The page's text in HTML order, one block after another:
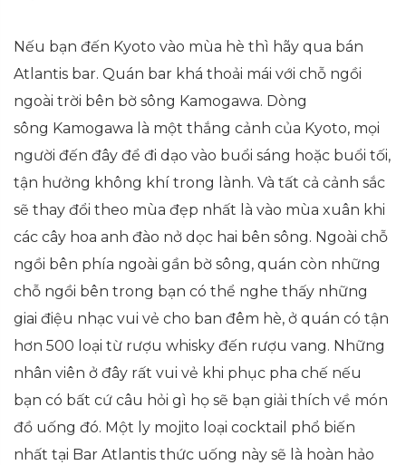
Nếu bạn đến Kyoto vào mùa hè thì hãy qua bán
Atlantis bar. Quán bar khá thoải mái với chỗ ngồi
ngoài trời bên bờ sông Kamogawa. Dòng
sông Kamogawa là một thắng cảnh của Kyoto, mọi
người đến đây để đi dạo vào buổi sáng hoặc buổi tối,
tận hưởng không khí trong lành. Và tất cả cảnh sắc
sẽ thay đổi theo mùa đẹp nhất là vào mùa xuân khi
các cây hoa anh đào nở dọc hai bên sông. Ngoài chỗ
ngồi bên phía ngoài gần bờ sông, quán còn những
chỗ ngồi bên trong bạn có thể nghe thấy những
giai điệu nhạc vui vẻ cho ban đêm hè, ở quán có tận
hơn 500 loại từ rượu whisky đến rượu vang. Những
nhân viên ở đây rất vui vẻ khi phục pha chế nếu
bạn có bất cứ câu hỏi gì họ sẽ bạn giải thích về món
đồ uống đó. Một ly mojito loại cocktail phổ biến
nhất tại Bar Atlantis thức uống này sẽ là hoàn hảo